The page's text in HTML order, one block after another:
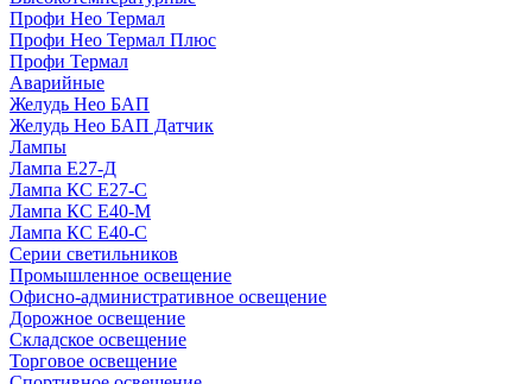
Профи Нео Термал
Профи Нео Термал Плюс
Профи Термал
Аварийные
Желудь Нео БАП
Желудь Нео БАП Датчик
Лампы
Лампа Е27-Д
Лампа КС Е27-С
Лампа КС Е40-М
Лампа КС Е40-С
Серии светильников
Промышленное освещение
Офисно-административное освещение
Дорожное освещение
Складское освещение
Торговое освещение